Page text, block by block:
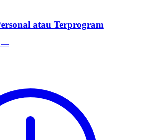
atau Terprogram
—